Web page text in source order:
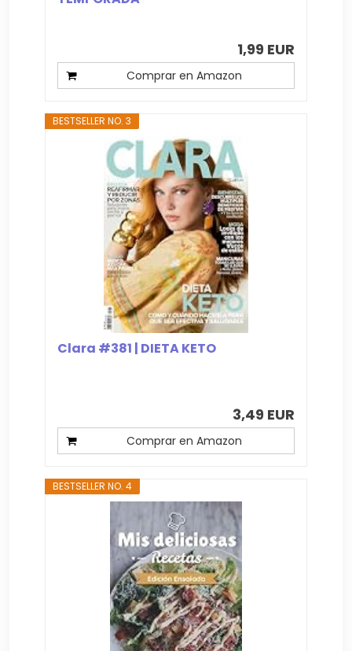
1,99 EUR
Comprar en Amazon
BESTSELLER NO. 3
Clara #381 | DIETA KETO
3,49 EUR
Comprar en Amazon
BESTSELLER NO. 4